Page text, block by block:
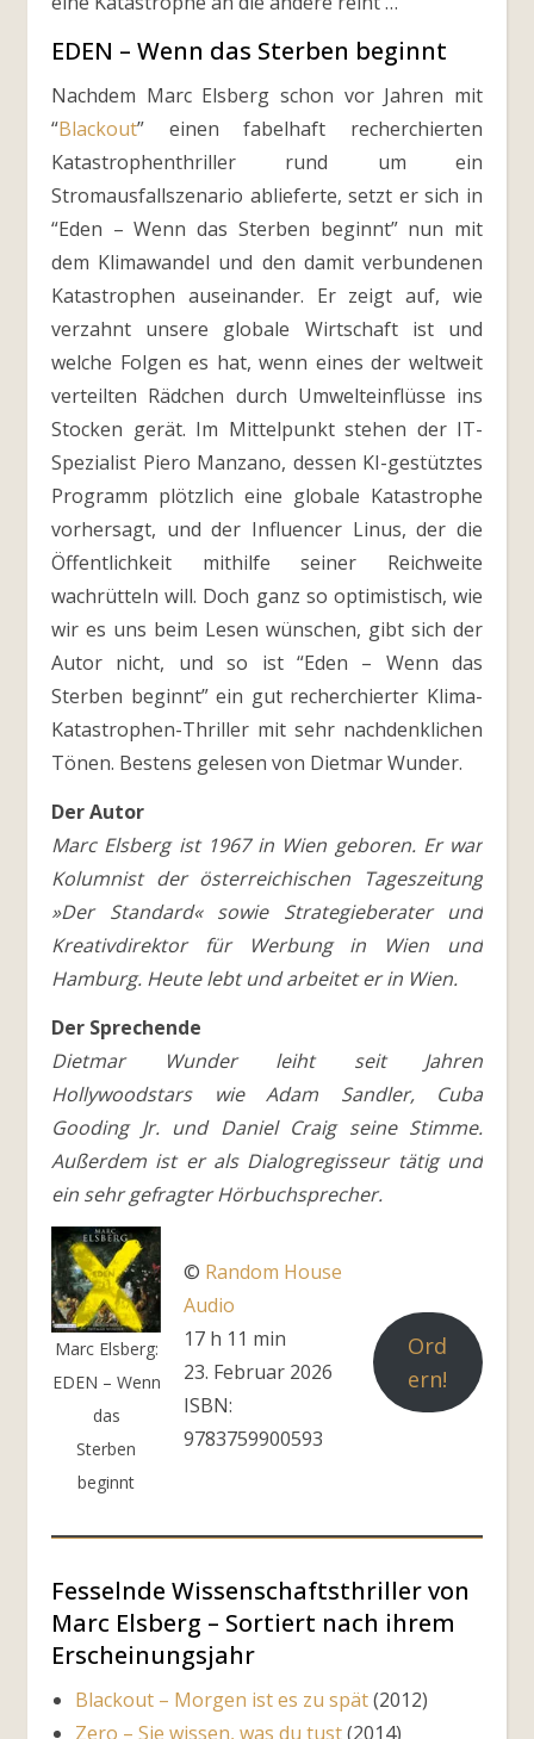
EDEN – Wenn das Sterben beginnt
Nachdem Marc Elsberg schon vor Jahren mit
“Blackout” einen fabelhaft recherchierten
Katastrophenthriller rund um ein
Stromausfallszenario ablieferte, setzt er sich in
“Eden – Wenn das Sterben beginnt” nun mit
dem Klimawandel und den damit verbundenen
Katastrophen auseinander. Er zeigt auf, wie
verzahnt unsere globale Wirtschaft ist und
welche Folgen es hat, wenn eines der weltweit
verteilten Rädchen durch Umwelteinflüsse ins
Stocken gerät. Im Mittelpunkt stehen der IT-
Spezialist Piero Manzano, dessen KI-gestütztes
Programm plötzlich eine globale Katastrophe
vorhersagt, und der Influencer Linus, der die
Öffentlichkeit mithilfe seiner Reichweite
wachrütteln will. Doch ganz so optimistisch, wie
wir es uns beim Lesen wünschen, gibt sich der
Autor nicht, und so ist “Eden – Wenn das
Sterben beginnt” ein gut recherchierter Klima-
Katastrophen-Thriller mit sehr nachdenklichen
Tönen. Bestens gelesen von Dietmar Wunder.
Der Autor
Marc Elsberg ist 1967 in Wien geboren. Er war
Kolumnist der österreichischen Tageszeitung
»Der Standard« sowie Strategieberater und
Kreativdirektor für Werbung in Wien und
Hamburg. Heute lebt und arbeitet er in Wien.
Der Sprechende
Dietmar Wunder leiht seit Jahren
Hollywoodstars wie Adam Sandler, Cuba
Gooding Jr. und Daniel Craig seine Stimme.
Außerdem ist er als Dialogregisseur tätig und
ein sehr gefragter Hörbuchsprecher.
Marc Elsberg:
EDEN – Wenn
das
Sterben
beginnt
© Random House
Audio
17 h 11 min
23. Februar 2026
ISBN:
9783759900593
Ord
ern!
Fesselnde Wissenschaftsthriller von
Marc Elsberg – Sortiert nach ihrem
Erscheinungsjahr
Blackout – Morgen ist es zu spät(2012)
Zero – Sie wissen, was du tust(2014)